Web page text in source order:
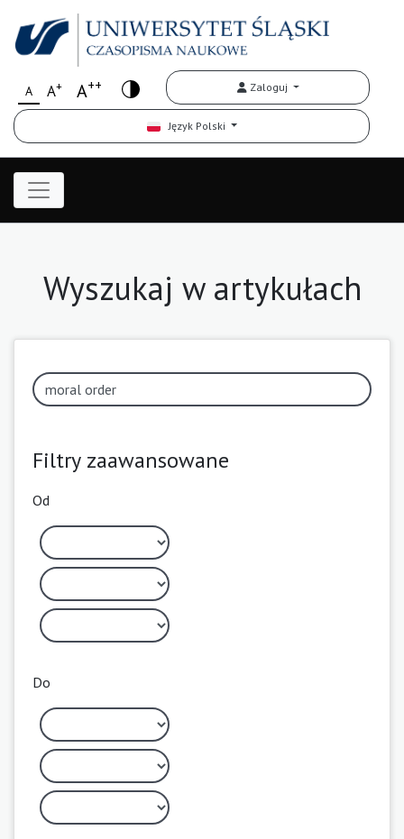
A A+ A++ Zaloguj
Język Polski
Wyszukaj w artykułach
Filtry zaawansowane
Od
Do